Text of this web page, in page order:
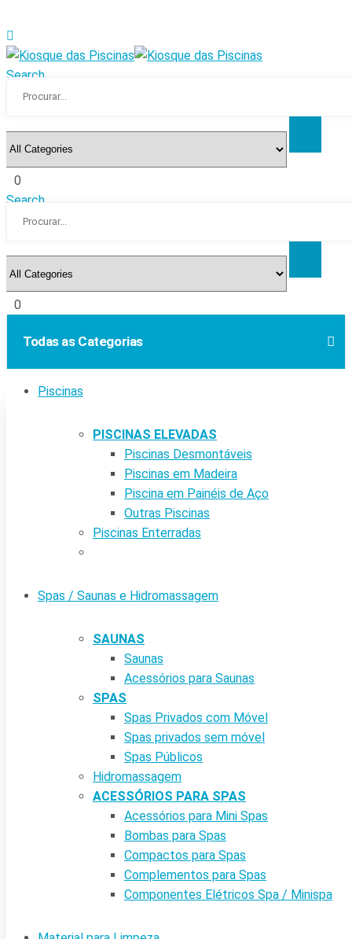
Search
0
Search
0
Todas as Categorias
Piscinas
PISCINAS ELEVADAS
Piscinas Desmontáveis
Piscinas em Madeira
Piscina em Painéis de Aço
Outras Piscinas
Piscinas Enterradas
Spas / Saunas e Hidromassagem
SAUNAS
Saunas
Acessórios para Saunas
SPAS
Spas Privados com Móvel
Spas privados sem móvel
Spas Públicos
Hidromassagem
ACESSÓRIOS PARA SPAS
Acessórios para Mini Spas
Bombas para Spas
Compactos para Spas
Complementos para Spas
Componentes Elétricos Spa / Minispa